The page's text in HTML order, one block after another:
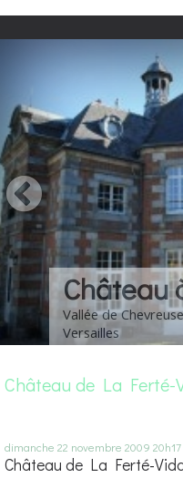
Château
Vallée de
Versailles
Château de La Ferté-
dimanche 22 novembre 2009 20h17
Château de La Ferté-